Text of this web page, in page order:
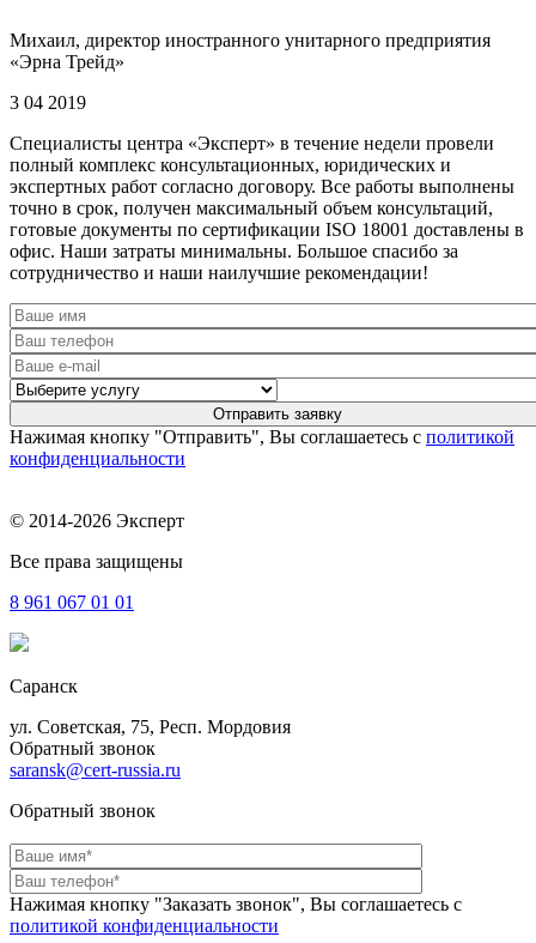
Михаил, директор иностранного унитарного предприятия
«Эрна Трейд»
3 04 2019
Специалисты центра «Эксперт» в течение недели провели
полный комплекс консультационных, юридических и
экспертных работ согласно договору. Все работы выполнены
точно в срок, получен максимальный объем консультаций,
готовые документы по сертификации ISO 18001 доставлены в
офис. Наши затраты минимальны. Большое спасибо за
сотрудничество и наши наилучшие рекомендации!
Нажимая кнопку "Отправить", Вы соглашаетесь с политикой
конфиденциальности
© 2014-2026 Эксперт
Все права защищены
8 961 067 01 01
Саранск
ул. Советская, 75, Респ. Мордовия
Обратный звонок
saransk@cert-russia.ru
Обратный звонок
Нажимая кнопку "Заказать звонок", Вы соглашаетесь с
политикой конфиденциальности